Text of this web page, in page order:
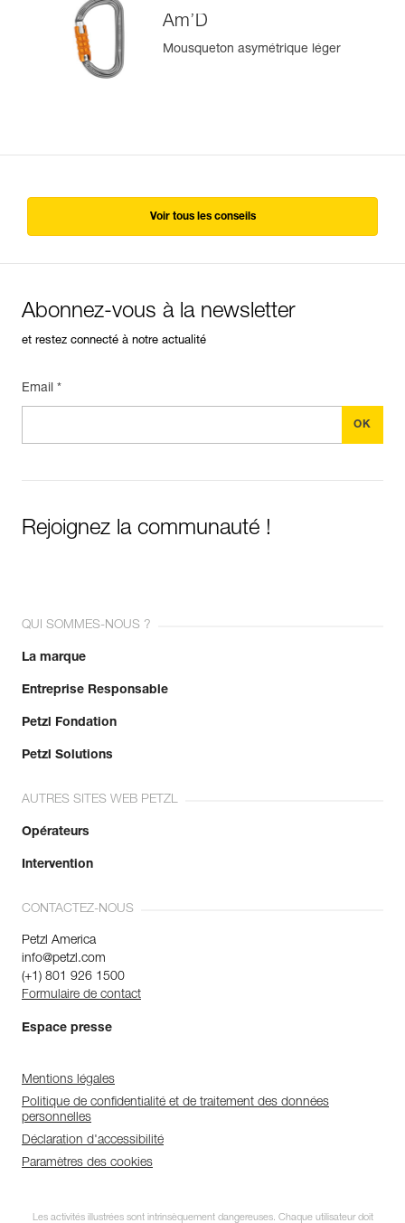
Am’D
Mousqueton asymétrique léger
Voir tous les conseils
Abonnez-vous à la newsletter
et restez connecté à notre actualité
Email *
Rejoignez la communauté !
QUI SOMMES-NOUS ?
La marque
Entreprise Responsable
Petzl Fondation
Petzl Solutions
AUTRES SITES WEB PETZL
Opérateurs
Intervention
CONTACTEZ-NOUS
Petzl America
info@petzl.com
(+1) 801 926 1500
Formulaire de contact
Espace presse
Mentions légales
Politique de confidentialité et de traitement des données
personnelles
Déclaration d'accessibilité
Paramètres des cookies
Les activités illustrées sont intrinsèquement dangereuses. Chaque utilisateur doit